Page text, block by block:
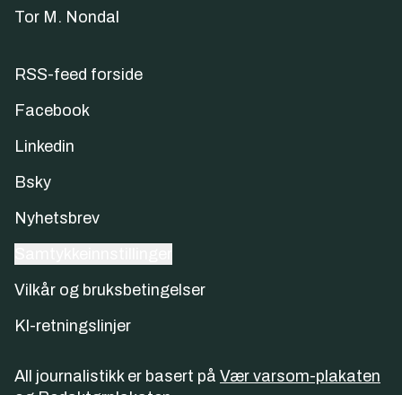
Tor M. Nondal
RSS-feed forside
Facebook
Linkedin
Bsky
Nyhetsbrev
Vilkår og bruksbetingelser
KI-retningslinjer
All journalistikk er basert på Vær varsom-plakaten